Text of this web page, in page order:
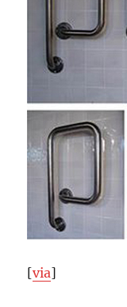
[via]